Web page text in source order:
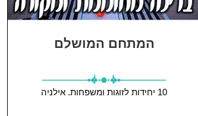
המתחם המושלם
10 יחידות לזוגות ומשפחות. אילניה